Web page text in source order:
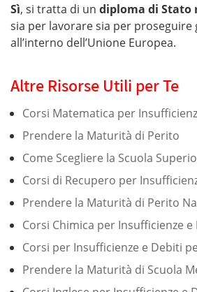
Sì, si tratta di un diploma di Stato
sia per lavorare sia per proseguire
all’interno dell’Unione Europea.
Altre Risorse Utili per Te
Corsi Matematica per
Prendere la Maturità di Perito
Come Scegliere la Scuola
Corsi di Recupero per
Prendere la Maturità di Perito
Corsi Chimica per Insufficienze e
Corsi per Insufficienze e Debiti
Prendere la Maturità di Scuola